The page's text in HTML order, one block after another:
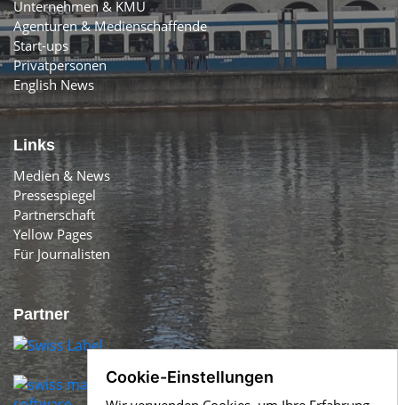
Unternehmen & KMU
Agenturen & Medienschaffende
Start-ups
Privatpersonen
English News
Links
Medien & News
Pressespiegel
Partnerschaft
Yellow Pages
Für Journalisten
Partner
Cookie-Einstellungen